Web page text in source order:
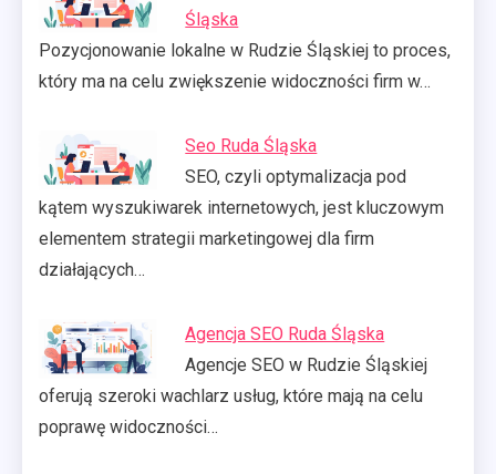
Śląska
Pozycjonowanie lokalne w Rudzie Śląskiej to proces,
który ma na celu zwiększenie widoczności firm w…
Seo Ruda Śląska
SEO, czyli optymalizacja pod
kątem wyszukiwarek internetowych, jest kluczowym
elementem strategii marketingowej dla firm
działających…
Agencja SEO Ruda Śląska
Agencje SEO w Rudzie Śląskiej
oferują szeroki wachlarz usług, które mają na celu
poprawę widoczności…